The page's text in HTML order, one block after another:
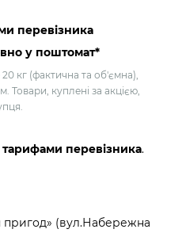
перевізника
у поштомат*
кг (фактична та об'ємна),
Товари, куплені за акцією,
тарифами перевізника.
пригод» (вул.Набережна